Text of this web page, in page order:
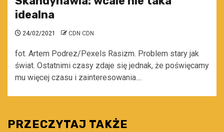
idealna
24/02/2021 CDN CDN
fot. Artem Podrez/Pexels Rasizm. Problem stary jak
świat. Ostatnimi czasy zdaje się jednak, że poświęcamy
mu więcej czasu i zainteresowania....
PRZECZYTAJ TAKŻE